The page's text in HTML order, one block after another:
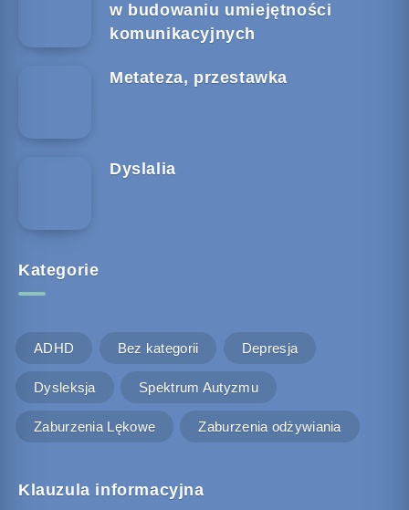
w budowaniu umiejętności
komunikacyjnych
Metateza, przestawka
Dyslalia
Kategorie
ADHD Bez kategorii Depresja
Dysleksja Spektrum Autyzmu
Zaburzenia Lękowe Zaburzenia odżywiania
Klauzula informacyjna